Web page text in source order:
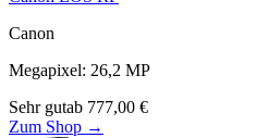
Canon
Megapixel: 26,2 MP
Sehr gutab 777,00 €
Zum Shop →